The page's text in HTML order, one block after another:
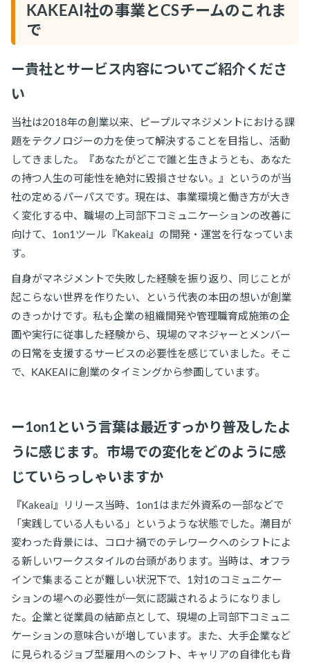
KAKEAI社の事業とCSチームのこれま
で
ー貴社とサービス内容についてご紹介くださ
い
当社は2018年の創業以来、ピープルマネジメントにおける課
題をテクノロジーの力を使って解決することを目指し、活動
してきました。『あなたがどこで誰と生きようとも、あなた
の持つ人生の可能性を絶対に毀損させない。』というのが当
社の定めるパーパスです。現在は、事業環境と働き方が大き
く変化する中、職場の上司部下コミュニケーションの改善に
向けて、1on1ツール『Kakeai』の開発・運営を行なっていま
す。
自身がマネジメントで失敗した経験を振り返り、同じことが
起こらない世界を作りたい、という代表の本田の想いが創業
のきっかけです。私も企業の組織開発や管理職育成施策の企
画や実行に従事した経験から、現場のマネジャーとメンバー
の日常を支援するサービスの必要性を感じていました。そこ
で、KAKEAIに創業のタイミングから参画しています。
ー1on1という言葉は最近すっかり普及したよ
うに感じます。市場での変化をどのように感
じていらっしゃいますか
『Kakeai』リリース当時、1on1はまだ外資系の一部などで
「実践している人もいる」というような状態でした。潮目が
変わった背景には、コロナ禍でのテレワークへのシフトによ
る新しいワークスタイルの台頭があります。当時は、オフラ
インで集まることが難しい状況下で、1対1のコミュニケー
ションの場への必要性が一気に認識されるようになりまし
た。企業と従業員の結節点として、現場の上司部下コミュニ
ケーションの意味合いが増しています。また、大手企業など
に見られるジョブ型雇用へのシフト、キャリアの自律化も背